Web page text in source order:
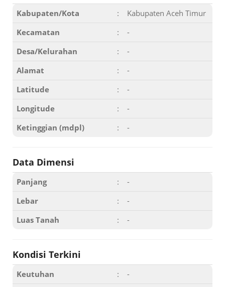
Kabupaten/Kota :
Kabupaten Aceh Timur
Kecamatan
:
-
Desa/Kelurahan
:
-
Alamat
:
-
Latitude
:
-
Longitude
:
-
Ketinggian (mdpl)
: -
Data Dimensi
Panjang :
-
Lebar
:
-
Luas Tanah
: -
Kondisi Terkini
Keutuhan :
-